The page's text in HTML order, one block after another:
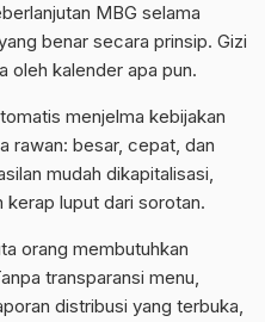
MBG selama
benar secara prinsip. Gizi
oleh kalender apa pun.
menjelma kebijakan
rawan: besar, cepat, dan
mudah dikapitalisasi,
kerap luput dari sorotan.
orang membutuhkan
transparansi menu,
distribusi yang terbuka,